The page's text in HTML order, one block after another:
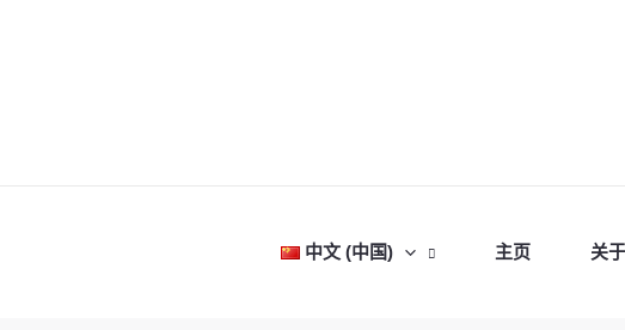
中文 (中国) 主页 关